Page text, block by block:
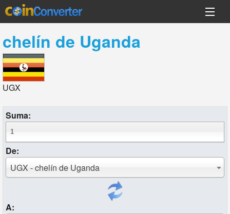
chelín de Uganda
UGX
Suma:
De:
UGX - chelín de Uganda
A: